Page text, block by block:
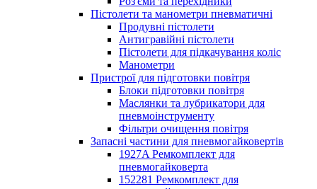
Пістолети та манометри пневматичні
Продувні пістолети
Антигравійні пістолети
Пістолети для підкачування коліс
Манометри
Пристрої для підготовки повітря
Блоки підготовки повітря
Маслянки та лубрикатори для
пневмоінструменту
Фільтри очищення повітря
Запасні частини для пневмогайковертів
1927A Ремкомплект для
пневмогайковерта
152281 Ремкомплект для